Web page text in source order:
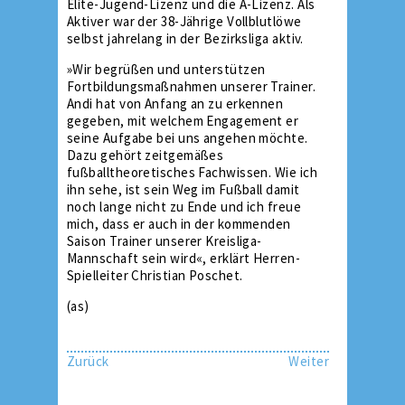
Elite-Jugend-Lizenz und die A-Lizenz. Als
Aktiver war der 38-Jährige Vollblutlöwe
selbst jahrelang in der Bezirksliga aktiv.
»Wir begrüßen und unterstützen
Fortbildungsmaßnahmen unserer Trainer.
Andi hat von Anfang an zu erkennen
gegeben, mit welchem Engagement er
seine Aufgabe bei uns angehen möchte.
Dazu gehört zeitgemäßes
fußballtheoretisches Fachwissen. Wie ich
ihn sehe, ist sein Weg im Fußball damit
noch lange nicht zu Ende und ich freue
mich, dass er auch in der kommenden
Saison Trainer unserer Kreisliga-
Mannschaft sein wird«, erklärt Herren-
Spielleiter Christian Poschet.
(as)
Zurück Weiter